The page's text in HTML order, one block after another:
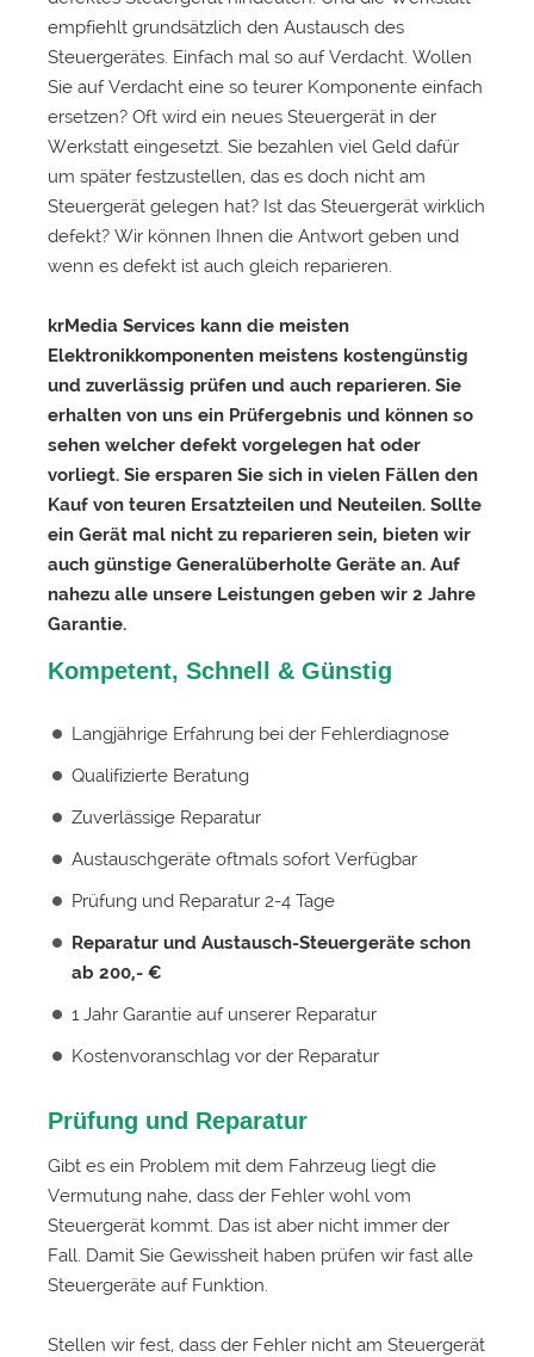
empfiehlt grundsätzlich den Austausch des
Steuergerätes. Einfach mal so auf Verdacht. Wollen
Sie auf Verdacht eine so teurer Komponente einfach
ersetzen? Oft wird ein neues Steuergerät in der
Werkstatt eingesetzt. Sie bezahlen viel Geld dafür
um später festzustellen, das es doch nicht am
Steuergerät gelegen hat? Ist das Steuergerät wirklich
defekt? Wir können Ihnen die Antwort geben und
wenn es defekt ist auch gleich reparieren.
krMedia Services kann die meisten
Elektronikkomponenten meistens kostengünstig
und zuverlässig prüfen und auch reparieren. Sie
erhalten von uns ein Prüfergebnis und können so
sehen welcher defekt vorgelegen hat oder
vorliegt. Sie ersparen Sie sich in vielen Fällen den
Kauf von teuren Ersatzteilen und Neuteilen. Sollte
ein Gerät mal nicht zu reparieren sein, bieten wir
auch günstige Generalüberholte Geräte an. Auf
nahezu alle unsere Leistungen geben wir 2 Jahre
Garantie.
Kompetent, Schnell & Günstig
Langjährige Erfahrung bei der Fehlerdiagnose
Qualifizierte Beratung
Zuverlässige Reparatur
Austauschgeräte oftmals sofort Verfügbar
Prüfung und Reparatur 2-4 Tage
Reparatur und Austausch-Steuergeräte schon
ab 200,- €
1 Jahr Garantie auf unserer Reparatur
Kostenvoranschlag vor der Reparatur
Prüfung und Reparatur
Gibt es ein Problem mit dem Fahrzeug liegt die
Vermutung nahe, dass der Fehler wohl vom
Steuergerät kommt. Das ist aber nicht immer der
Fall. Damit Sie Gewissheit haben prüfen wir fast alle
Steuergeräte auf Funktion.
Stellen wir fest, dass der Fehler nicht am Steuergerät